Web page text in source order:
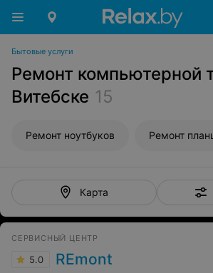
Бытовые услуги
Ремонт компьютерной
Витебске 15
Ремонт ноутбуков Ремонт
Карта
СЕРВИСНЫЙ ЦЕНТР
5.0 REmont